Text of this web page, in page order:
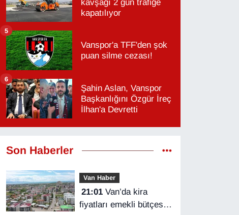
kavşağı 2 gün trafiğe
kapatılıyor
Vanspor'a TFF'den şok
puan silme cezası!
5
Şahin Aslan, Vanspor
Başkanlığını Özgür İreç
İlhan'a Devretti
6
Son Haberler
Van Haber
21:01Van’da kira
fiyatları emekli bütçesini